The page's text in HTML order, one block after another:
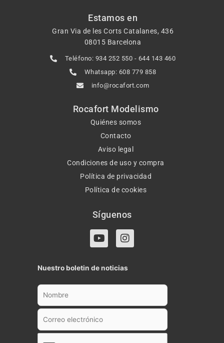
Estamos en
Gran Via de les Corts Catalanes, 436
08015 Barcelona
Teléfono: 934 252 550 - 644 143 460
Whatsapp: 608 779 858
info@rocafort.com
Rocafort Modelismo
Quiénes somos
Contacto
Aviso legal
Condiciones de uso y compra
Política de privacidad
Política de cookies
Síguenos
Y
o
t
u
b
I
n
t
a
g
a
Nuestro boletin de noticias